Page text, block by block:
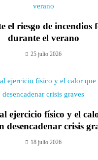
el riesgo de incendios
durante el verano
25 julio 2026
ejercicio físico y el
desencadenar crisis
18 julio 2026